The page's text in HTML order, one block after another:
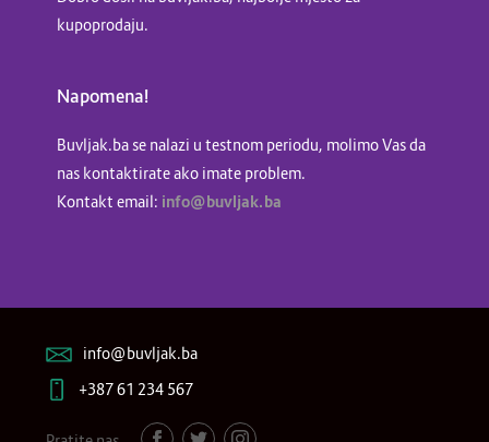
kupoprodaju.
Napomena!
Buvljak.ba se nalazi u testnom periodu, molimo Vas da
nas kontaktirate ako imate problem.
Kontakt email: info@buvljak.ba
info@buvljak.ba
+387 61 234 567